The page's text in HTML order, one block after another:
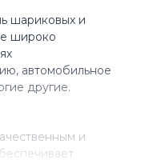
шариковых и
широко
автомобильное
другие.
и